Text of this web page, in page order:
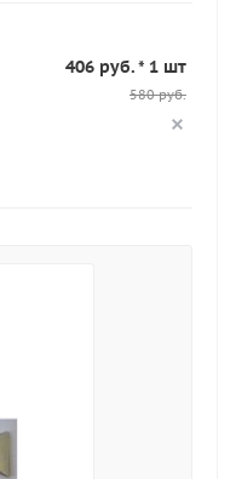
406 руб. * 1 шт
580 руб.